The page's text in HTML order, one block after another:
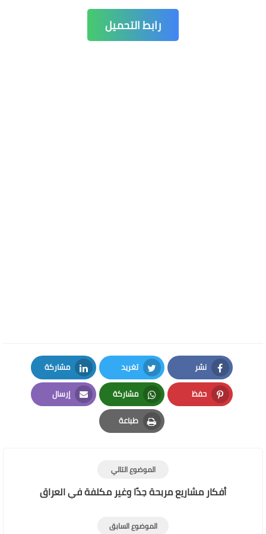
رابط التحميل
نشر
Facebook
تغريد
Twitter
مشاركة
LinkedIn
حفظ
Pinterest
مشاركة
Whatsapp
إرسال
Email
طباعة
Print
الموضوع التالي
أفكار مشاريع مربحة جدًا وغير مكلفة في العراق
الموضوع السابق